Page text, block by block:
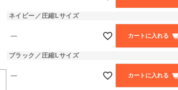
ネイビー／圧縮Lサイズ
― カートに入れる
ブラック／圧縮Lサイズ
― カートに入れる